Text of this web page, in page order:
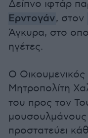
Δείπνο ιφτάρ
Ερντογάν, στον
Άγκυρα, στο
ηγέτες.
Ο
Μητροπολίτη
του προς τον
μουσουλμάνους
προστατεύει